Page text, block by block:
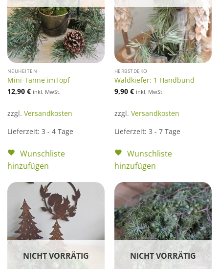
NEUHEITEN
Mini-Tanne imTopf
12,90 € inkl. MwSt.
zzgl. Versandkosten
Lieferzeit: 3 - 4 Tage
Wunschliste
hinzufügen
HERBSTDEKO
Waldkiefer: 1 Handbund
9,90 € inkl. MwSt.
zzgl. Versandkosten
Lieferzeit: 3 - 7 Tage
Wunschliste
hinzufügen
NICHT VORRÄTIG NICHT VORRÄTIG